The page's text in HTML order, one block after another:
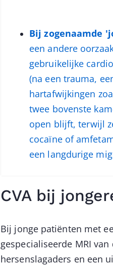
Bij zogenaamde
een andere
gebruikelijke
(na een trauma,
hartafwijkingen
twee bovenste
open blijft, terwijl
cocaïne of
een langdurige
CVA bij
Bij jonge patiënten met
gespecialiseerde MRI
hersenslagaders en een